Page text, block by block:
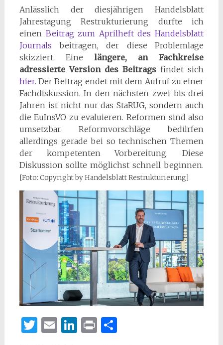
Anlässlich der diesjährigen Handelsblatt
Jahrestagung Restrukturierung durfte ich
einen Beitrag zum Aprilheft des Handelsblatt
Journals beitragen, der diese Problemlage
skizziert. Eine längere, an Fachkreise
adressierte Version des Beitrags findet sich
hier. Der Beitrag endet mit dem Aufruf zu einer
Fachdiskussion. In den nächsten zwei bis drei
Jahren ist nicht nur das StaRUG, sondern auch
die EuInsVO zu evaluieren. Reformen sind also
umsetzbar. Reformvorschläge bedürfen
allerdings gerade bei so technischen Themen
der kompetenten Vorbereitung. Diese
Diskussion sollte möglichst schnell beginnen.
[Foto: Copyright by Handelsblatt Restrukturierung]
Twitter
Email
LinkedIn
PrintTeilen